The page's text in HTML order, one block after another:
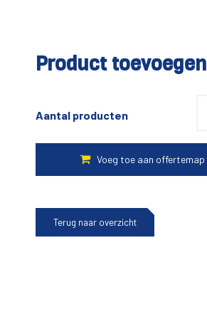
Product toevoegen
Aantal producten
Terug naar overzicht